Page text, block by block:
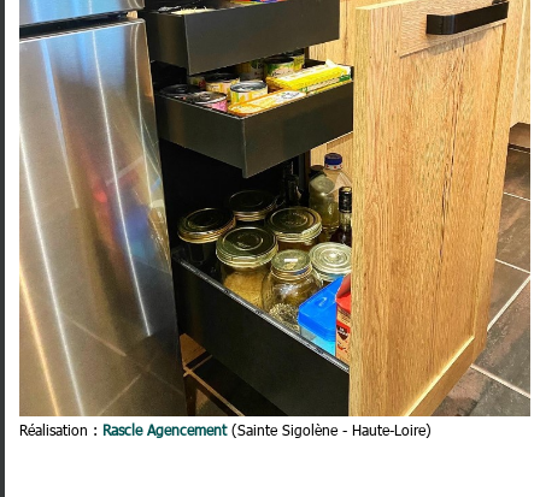
Réalisation : Rascle Agencement(Sainte Sigolène - Haute-Loire)